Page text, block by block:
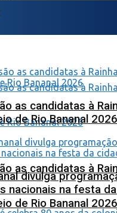
as candidatas à
de Rio Bananal 2026
as candidatas à
de Rio Bananal 2026
divulga
nacionais na festa